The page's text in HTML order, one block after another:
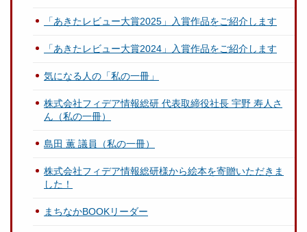
「あきたレビュー大賞2025」入賞作品をご紹介します
「あきたレビュー大賞2024」入賞作品をご紹介します
気になる人の「私の一冊」
株式会社フィデア情報総研 代表取締役社長 宇野 寿人さ
ん（私の一冊）
島田 薫 議員（私の一冊）
株式会社フィデア情報総研様から絵本を寄贈いただきま
した！
まちなかBOOKリーダー